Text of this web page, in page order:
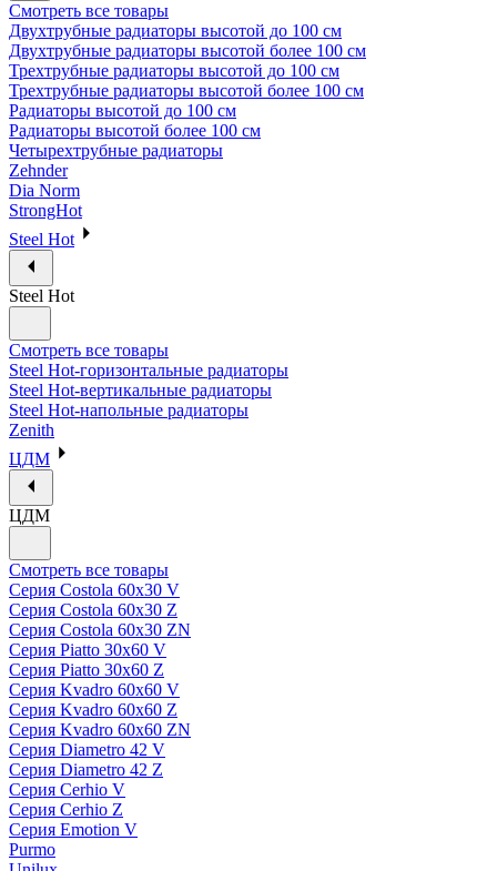
Смотреть все товары
Двухтрубные радиаторы высотой до 100 см
Двухтрубные радиаторы высотой более 100 см
Трехтрубные радиаторы высотой до 100 см
Трехтрубные радиаторы высотой более 100 см
Радиаторы высотой до 100 см
Радиаторы высотой более 100 см
Четырехтрубные радиаторы
Zehnder
Dia Norm
StrongHot
Steel Hot
Steel Hot
Смотреть все товары
Steel Hot-горизонтальные радиаторы
Steel Hot-вертикальные радиаторы
Steel Hot-напольные радиаторы
Zenith
ЦДМ
ЦДМ
Смотреть все товары
Серия Costola 60х30 V
Серия Costola 60х30 Z
Серия Costola 60х30 ZN
Серия Piatto 30х60 V
Серия Piatto 30х60 Z
Серия Kvadro 60х60 V
Серия Kvadro 60х60 Z
Серия Kvadro 60х60 ZN
Серия Diametro 42 V
Серия Diametro 42 Z
Серия Cerhio V
Серия Cerhio Z
Серия Emotion V
Purmo